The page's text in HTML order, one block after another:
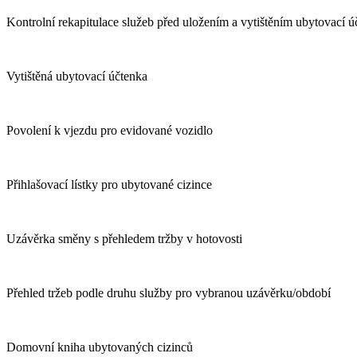
Kontrolní rekapitulace služeb před uložením a vytištěním ubytovací
Vytištěná ubytovací účtenka
Povolení k vjezdu pro evidované vozidlo
Přihlašovací lístky pro ubytované cizince
Uzávěrka směny s přehledem tržby v hotovosti
Přehled tržeb podle druhu služby pro vybranou uzávěrku/období
Domovní kniha ubytovaných cizinců